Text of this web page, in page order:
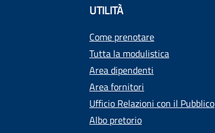
UTILITÀ
Come prenotare
Tutta la modulistica
Area dipendenti
Area fornitori
Ufficio Relazioni con il Pubblico
Albo pretorio